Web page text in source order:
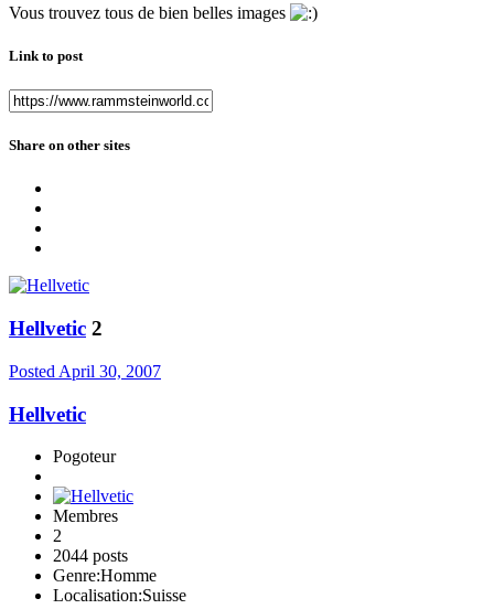
Vous trouvez tous de bien belles images
Link to post
Share on other sites
Hellvetic 2
Posted April 30, 2007
Hellvetic
Pogoteur
Membres
2
2044 posts
Genre:Homme
Localisation:Suisse